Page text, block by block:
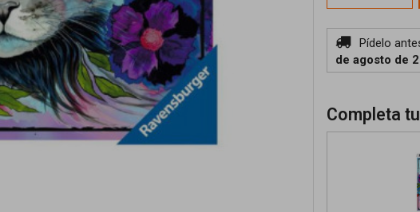
Pídelo
de agosto de
Completa